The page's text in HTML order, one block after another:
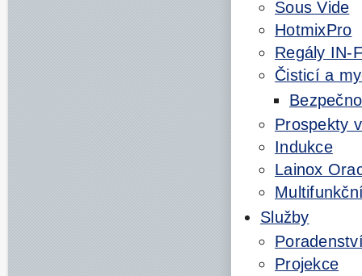
Sous Vide
HotmixPro
Regály IN-
Čisticí a
Prospekty
Indukce
Lainox
Služby
Projekce